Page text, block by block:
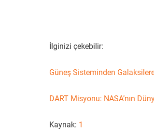
İlginizi çekebilir:
Güneş Sisteminden
DART Misyonu: NASA’nın
Kaynak: 1